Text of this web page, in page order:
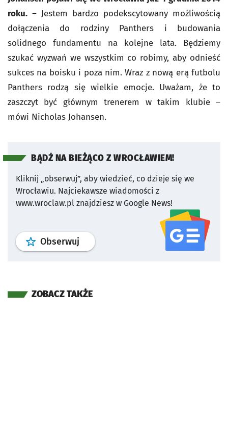
roku. – Jestem bardzo podekscytowany możliwością
dołączenia do rodziny Panthers i budowania
solidnego fundamentu na kolejne lata. Będziemy
szukać wyzwań we wszystkim co robimy, aby odnieść
sukces na boisku i poza nim. Wraz z nową erą futbolu
Panthers rodzą się wielkie emocje. Uważam, że to
zaszczyt być głównym trenerem w takim klubie –
mówi Nicholas Johansen.
BĄDŹ NA BIEŻĄCO Z WROCŁAWIEM!
Kliknij „obserwuj”, aby wiedzieć, co dzieje się we
Wrocławiu. Najciekawsze wiadomości z
www.wroclaw.pl znajdziesz w Google News!
Obserwuj profil serwisu
ZOBACZ TAKŻE